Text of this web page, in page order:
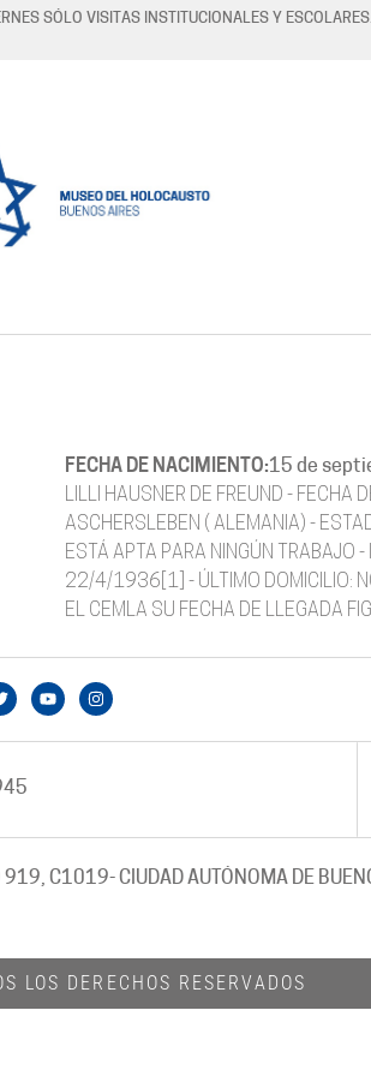
SÓLO VISITAS INSTITUCIONALES Y
FECHA DE NACIMIENTO:15 de
LILLI HAUSNER DE FREUND -
ASCHERSLEBEN ( ALEMANIA) -
ESTÁ APTA PARA NINGÚN TRABAJO
22/4/1936[1] - ÚLTIMO DOMICILIO:
EL CEMLA SU FECHA DE LLEGADA
919, C1019- CIUDAD AUTÓNOMA DE
LOS DERECHOS RESERVADOS